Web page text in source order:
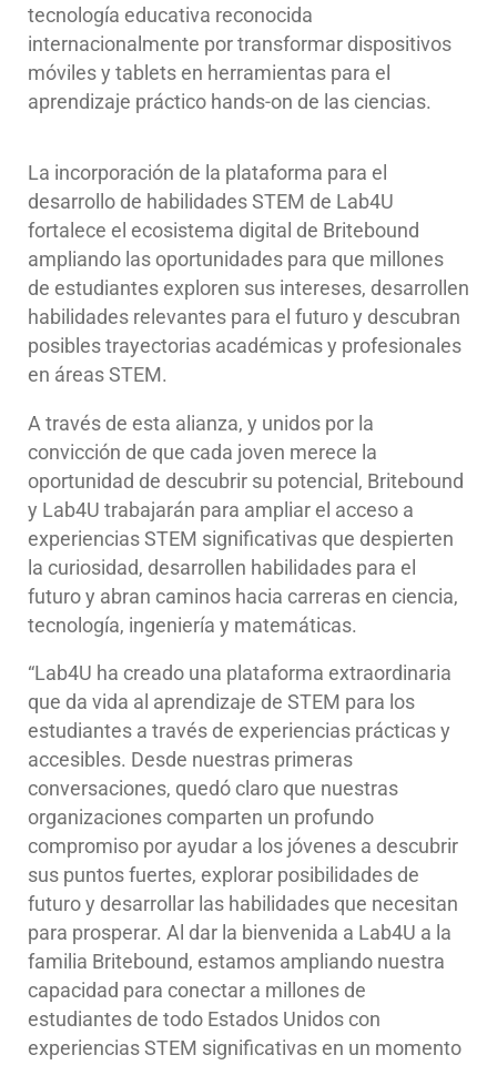
tecnología educativa reconocida
internacionalmente por transformar dispositivos
móviles y tablets en herramientas para el
aprendizaje práctico hands-on de las ciencias.
La incorporación de la plataforma para el
desarrollo de habilidades STEM de Lab4U
fortalece el ecosistema digital de Britebound
ampliando las oportunidades para que millones
de estudiantes exploren sus intereses, desarrollen
habilidades relevantes para el futuro y descubran
posibles trayectorias académicas y profesionales
en áreas STEM.
A través de esta alianza, y unidos por la
convicción de que cada joven merece la
oportunidad de descubrir su potencial, Britebound
y Lab4U trabajarán para ampliar el acceso a
experiencias STEM significativas que despierten
la curiosidad, desarrollen habilidades para el
futuro y abran caminos hacia carreras en ciencia,
tecnología, ingeniería y matemáticas.
“Lab4U ha creado una plataforma extraordinaria
que da vida al aprendizaje de STEM para los
estudiantes a través de experiencias prácticas y
accesibles. Desde nuestras primeras
conversaciones, quedó claro que nuestras
organizaciones comparten un profundo
compromiso por ayudar a los jóvenes a descubrir
sus puntos fuertes, explorar posibilidades de
futuro y desarrollar las habilidades que necesitan
para prosperar. Al dar la bienvenida a Lab4U a la
familia Britebound, estamos ampliando nuestra
capacidad para conectar a millones de
estudiantes de todo Estados Unidos con
experiencias STEM significativas en un momento